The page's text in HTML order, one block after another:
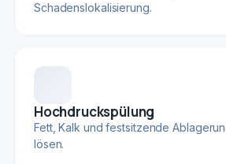
Schadenslokalisierung.
Hochdruckspülung
Fett, Kalk und festsitzende
lösen.